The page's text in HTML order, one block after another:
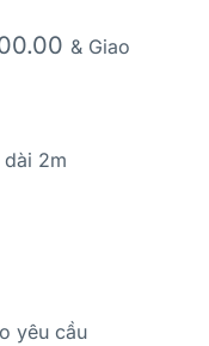
& Giao
dài 2m
yêu cầu